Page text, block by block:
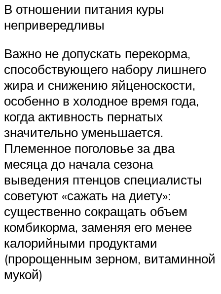
В отношении питания куры
непривередливы
Важно не допускать перекорма,
способствующего набору лишнего
жира и снижению яйценоскости,
особенно в холодное время года,
когда активность пернатых
значительно уменьшается.
Племенное поголовье за два
месяца до начала сезона
выведения птенцов специалисты
советуют «сажать на диету»:
существенно сокращать объем
комбикорма, заменяя его менее
калорийными продуктами
(пророщенным зерном, витаминной
мукой)